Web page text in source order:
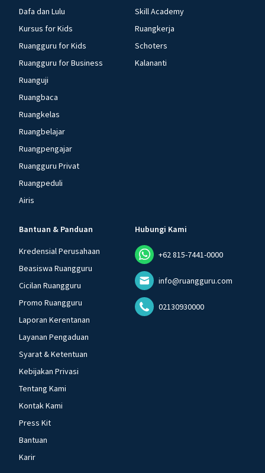
Dafa dan Lulu
Kursus for Kids
Ruangguru for Kids
Ruangguru for Business
Ruanguji
Ruangbaca
Ruangkelas
Ruangbelajar
Ruangpengajar
Ruangguru Privat
Ruangpeduli
Airis
Skill Academy
Ruangkerja
Schoters
Kalananti
Bantuan & Panduan
Kredensial Perusahaan
Beasiswa Ruangguru
Cicilan Ruangguru
Promo Ruangguru
Laporan Kerentanan
Layanan Pengaduan
Syarat & Ketentuan
Kebijakan Privasi
Tentang Kami
Kontak Kami
Press Kit
Bantuan
Karir
Hubungi Kami
+62 815-7441-0000
info@ruangguru.com
02130930000